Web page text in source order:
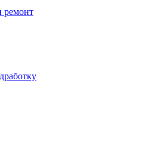
ремонт